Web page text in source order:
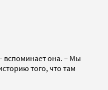
вспоминает она. – Мы
того, что там